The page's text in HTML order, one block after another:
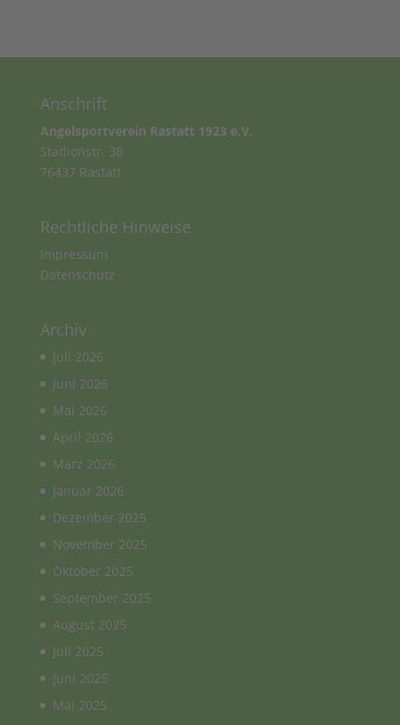
Anschrift
Angelsportverein Rastatt 1923 e.V.
Stadionstr. 30
76437 Rastatt
Rechtliche Hinweise
Impressum
Datenschutz
Archiv
Juli 2026
Juni 2026
Mai 2026
April 2026
März 2026
Januar 2026
Dezember 2025
November 2025
Oktober 2025
September 2025
August 2025
Juli 2025
Juni 2025
Mai 2025